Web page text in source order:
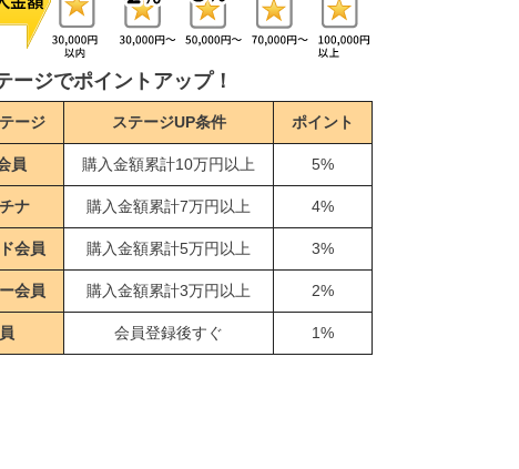
ージでポイントアップ！
ージ ステージUP条件 ポイント
員 購入金額累計10万円以上 5%
ナ 購入金額累計7万円以上 4%
会員 購入金額累計5万円以上 3%
会員 購入金額累計3万円以上 2%
会員登録後すぐ 1%